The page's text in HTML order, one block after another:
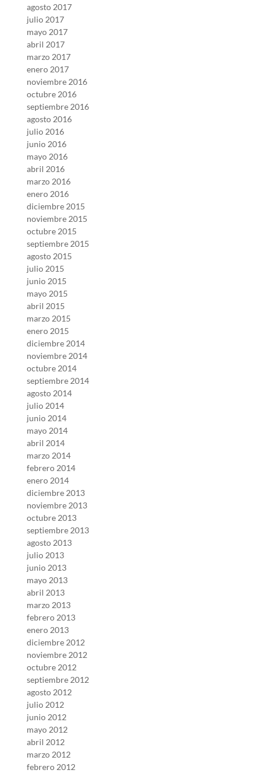
agosto 2017
julio 2017
mayo 2017
abril 2017
marzo 2017
enero 2017
noviembre 2016
octubre 2016
septiembre 2016
agosto 2016
julio 2016
junio 2016
mayo 2016
abril 2016
marzo 2016
enero 2016
diciembre 2015
noviembre 2015
octubre 2015
septiembre 2015
agosto 2015
julio 2015
junio 2015
mayo 2015
abril 2015
marzo 2015
enero 2015
diciembre 2014
noviembre 2014
octubre 2014
septiembre 2014
agosto 2014
julio 2014
junio 2014
mayo 2014
abril 2014
marzo 2014
febrero 2014
enero 2014
diciembre 2013
noviembre 2013
octubre 2013
septiembre 2013
agosto 2013
julio 2013
junio 2013
mayo 2013
abril 2013
marzo 2013
febrero 2013
enero 2013
diciembre 2012
noviembre 2012
octubre 2012
septiembre 2012
agosto 2012
julio 2012
junio 2012
mayo 2012
abril 2012
marzo 2012
febrero 2012